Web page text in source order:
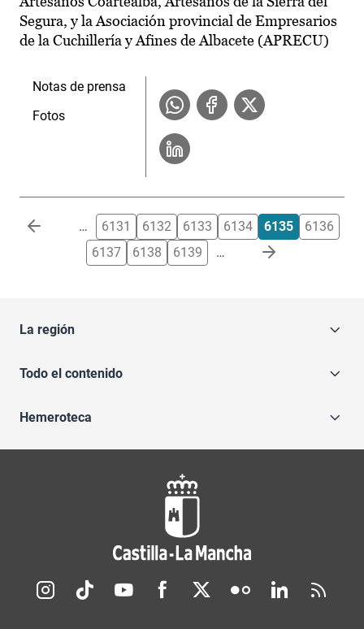
Segura, y la Asociación provincial de Empresarios
de la Cuchillería y Afines de Albacete (APRECU)
Notas de prensa
Fotos
Paginación … 6131 6132 6133 6134 6135
6136
6137
6138 6139 …
La región
Todo el contenido
Hemeroteca
Redes sociales JCCM